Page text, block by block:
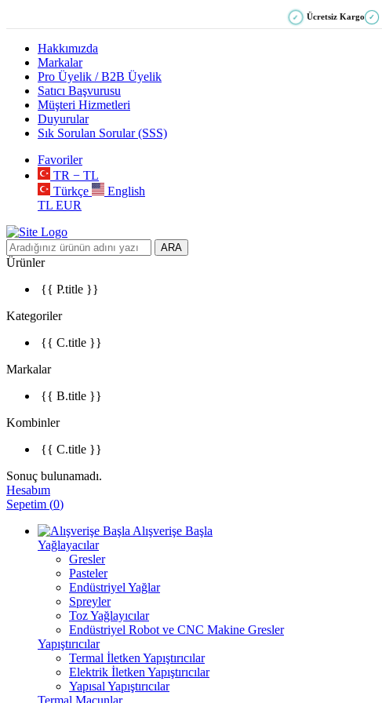
✓ Ücretsiz Kargo ✓
Hakkımızda
Markalar
Pro Üyelik / B2B Üyelik
Satıcı Başvurusu
Müşteri Hizmetleri
Duyurular
Sık Sorulan Sorular (SSS)
Favoriler
TR − TL
Türkçe
English
TL EUR
ARA
Ürünler
{{ P.title }}
Kategoriler
{{ C.title }}
Markalar
{{ B.title }}
Kombinler
{{ C.title }}
Sonuç bulunamadı.
Hesabım
Sepetim (0)
Alışverişe Başla
Yağlayacılar
Gresler
Pasteler
Endüstriyel Yağlar
Spreyler
Toz Yağlayıcılar
Endüstriyel Robot ve CNC Makine Gresler
Yapıştırıcılar
Termal İletken Yapıştırıcılar
Elektrik İletken Yapıştırıcılar
Yapısal Yapıştırıcılar
Termal Macunlar